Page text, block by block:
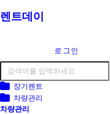
렌트데이
로그인
장기렌트
차량관리
차량관리